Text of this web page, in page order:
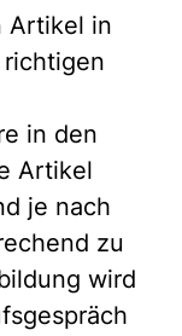
Artikel in
in den
Artikel
je nach
zu
wird